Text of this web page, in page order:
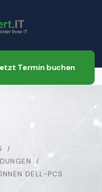
Termin buchen
DELL-PCS